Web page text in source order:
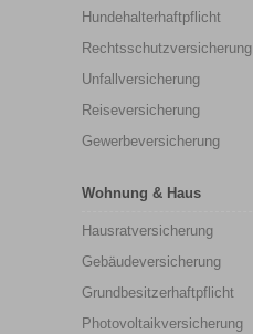
Hundehalterhaftpflicht
Rechtsschutzversicherung
Unfallversicherung
Reiseversicherung
Gewerbeversicherung
Wohnung & Haus
Hausratversicherung
Gebäudeversicherung
Grundbesitzerhaftpflicht
Photovoltaikversicherung